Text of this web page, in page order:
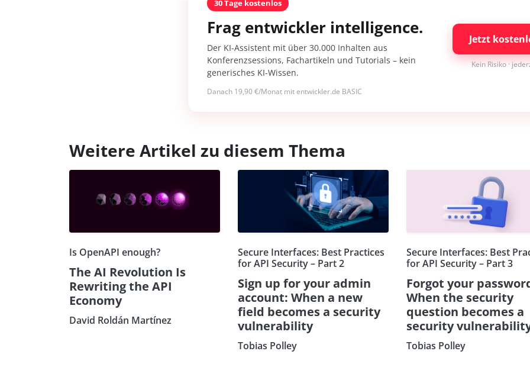
30 Tage kostenlos
Frag entwickler intelligence.
Der KI-Assistent mit über 30.000 Inhalten aus
Konferenzsessions, Fachartikeln und Tutorials – kein
generisches KI-Wissen.
Danach 19,90 €/Monat mit entwickler.de BASIC
Jetzt
Kein Risiko ·
Weitere Artikel zu diesem Thema
Is OpenAPI enough?
The AI Revolution Is
Rewriting the API
Economy
David Roldán Martínez
Secure Interfaces: Best Practices
for API Security – Part 2
Sign up for your admin
account: When a new
field becomes a security
vulnerability
Tobias Polley
Secure Interfaces: Best
for API Security – Part 3
Forgot your
When the security
question becomes a
security
Tobias Polley